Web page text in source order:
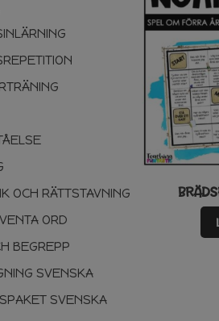
OCH RÄTTSTAVNING
ORD
BEGREPP
SVENSKA
SVENSKA